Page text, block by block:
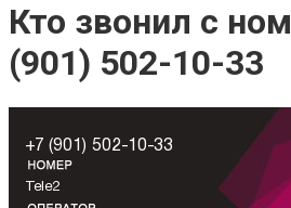
Кто звонил с
(901) 502-10-33